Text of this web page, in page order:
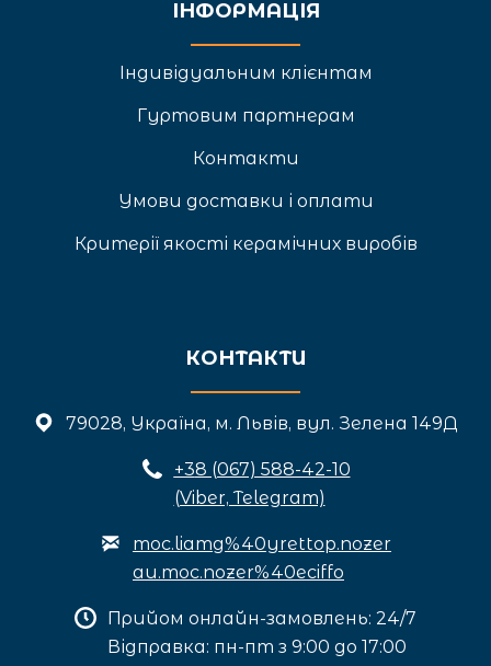
ІНФОРМАЦІЯ
Індивідуальним клієнтам
Гуртовим партнерам
Контакти
Умови доставки і оплати
Критерії якості керамічних виробів
КОНТАКТИ
79028, Україна, м. Львів, вул. Зелена 149Д
+38 (067) 588-42-10
(Viber, Telegram)
moc.liamg%40yrettop.nozer
au.moc.nozer%40eciffo
Прийом онлайн-замовлень: 24/7
Відправка: пн-пт з 9:00 до 17:00